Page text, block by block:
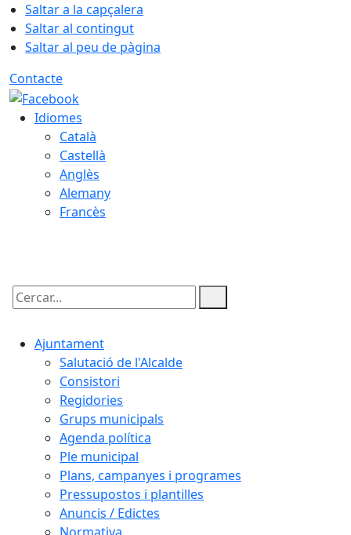
Saltar a la capçalera
Saltar al contingut
Saltar al peu de pàgina
Contacte
Idiomes
Català
Castellà
Anglès
Alemany
Francès
Cercar:
Ajuntament
Salutació de l'Alcalde
Consistori
Regidories
Grups municipals
Agenda política
Ple municipal
Plans, campanyes i programes
Pressupostos i plantilles
Anuncis / Edictes